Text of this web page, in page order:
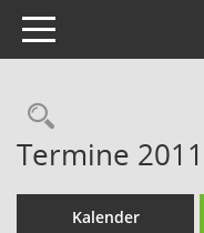
Toggle navigation
Termine 2011
Kalender